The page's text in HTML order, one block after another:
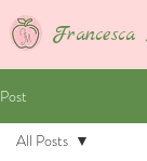
Post
All Posts